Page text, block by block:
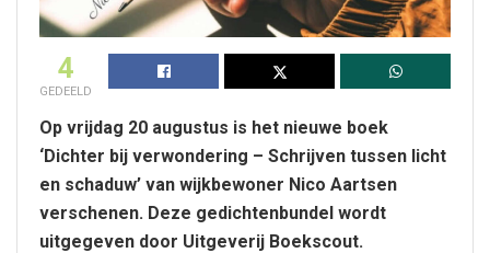
4
GEDEELD
Op vrijdag 20 augustus is het nieuwe boek
‘Dichter bij verwondering – Schrijven tussen licht
en schaduw’ van wijkbewoner Nico Aartsen
verschenen. Deze gedichtenbundel wordt
uitgegeven door Uitgeverij Boekscout.